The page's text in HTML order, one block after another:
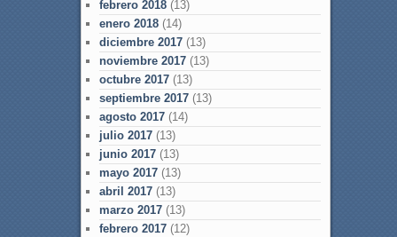
febrero 2018(13)
enero 2018(14)
diciembre 2017(13)
noviembre 2017(13)
octubre 2017(13)
septiembre 2017(13)
agosto 2017(14)
julio 2017(13)
junio 2017(13)
mayo 2017(13)
abril 2017(13)
marzo 2017(13)
febrero 2017(12)